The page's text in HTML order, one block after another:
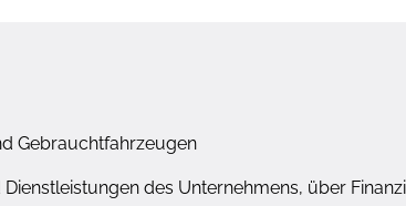
Gebrauchtfahrzeugen
des Unternehmens, über